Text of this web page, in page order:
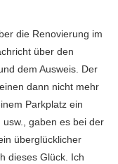
die Renovierung im
über den
dem Ausweis. Der
dann nicht mehr
Parkplatz ein
gaben es bei der
überglücklicher
dieses Glück. Ich